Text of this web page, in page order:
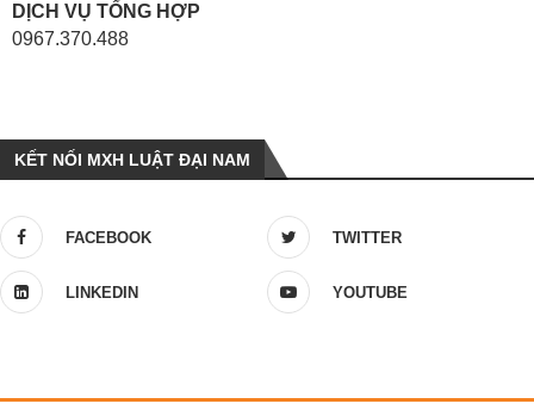
DỊCH VỤ TỔNG HỢP
0967.370.488
KẾT NỐI MXH LUẬT ĐẠI NAM
FACEBOOK TWITTER
LINKEDIN YOUTUBE